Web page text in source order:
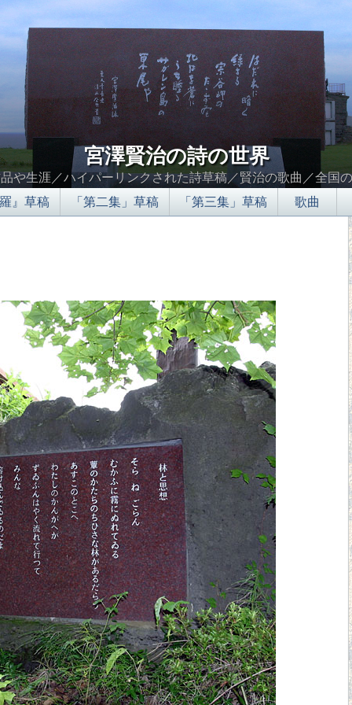
宮澤賢治の詩の世界
や生涯／ハイパーリンクされた詩草稿／賢治の歌曲／全国
』草稿
「第二集」草稿 「第三集」草稿 歌曲